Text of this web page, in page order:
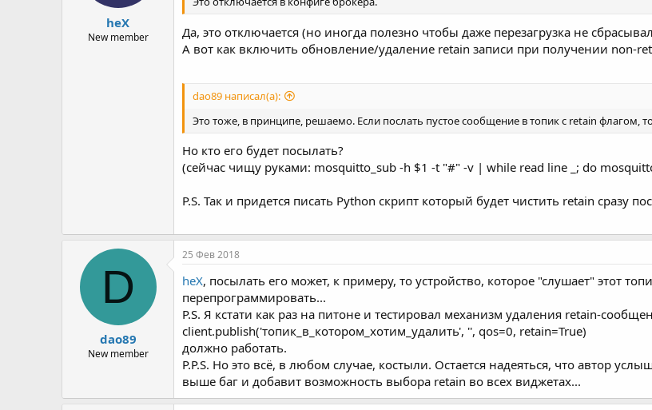
heX
New member
Да, это отключается (но иногда полезно чтобы даже перезагрузка не
А вот как включить обновление/удаление retain записи при получении non-
dao89 написал(а):
Это тоже, в принципе, решаемо. Если послать пустое сообщение в топик с retain флагом,
Но кто его будет посылать?
(сейчас чищу руками: mosquitto_sub -h $1 -t "#" -v | while read line _; do
P.S. Так и придется писать Python скрипт который будет чистить retain сразу
D
dao89
New member
25 Фев 2018
heX, посылать его может, к примеру, то устройство, которое "слушает" этот
перепрограммировать...
P.S. Я кстати как раз на питоне и тестировал механизм удаления retain-
client.publish('топик_в_котором_хотим_удалить', '', qos=0, retain=True)
должно работать.
P.P.S. Но это всё, в любом случае, костыли. Остается надеяться, что автор
выше баг и добавит возможность выбора retain во всех виджетах...